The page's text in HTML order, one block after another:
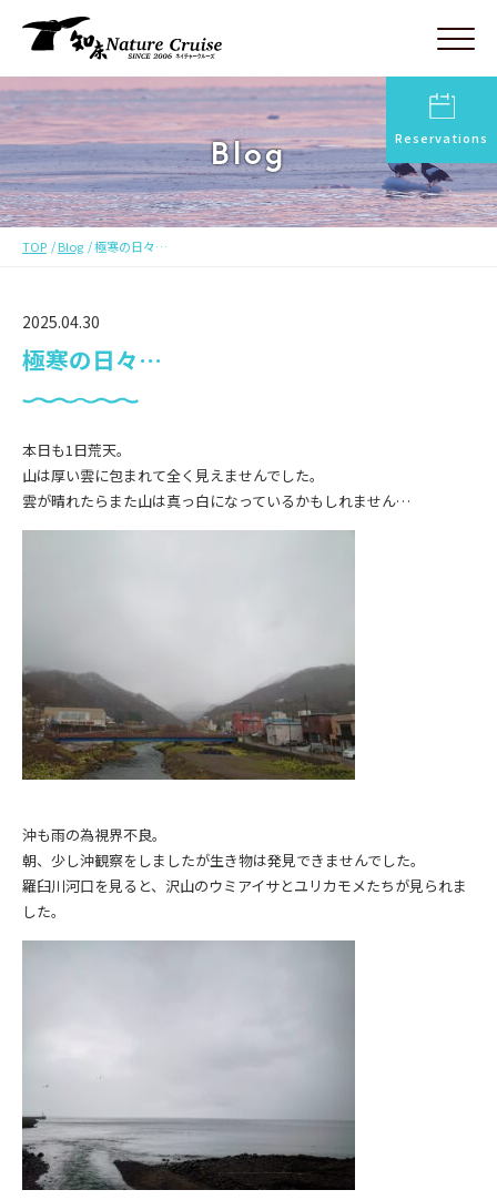
Reservations
Blog
TOP Blog 極寒の日々…
2025.04.30
極寒の日々…
本日も1日荒天。
山は厚い雲に包まれて全く見えませんでした。
雲が晴れたらまた山は真っ白になっているかもしれません…
沖も雨の為視界不良。
朝、少し沖観察をしましたが生き物は発見できませんでした。
羅臼川河口を見ると、沢山のウミアイサとユリカモメたちが見られま
した。